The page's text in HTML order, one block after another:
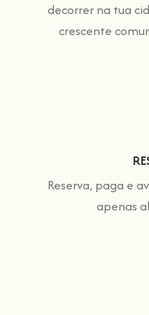
decorrer na tua
crescente
Reserva, paga e
apenas